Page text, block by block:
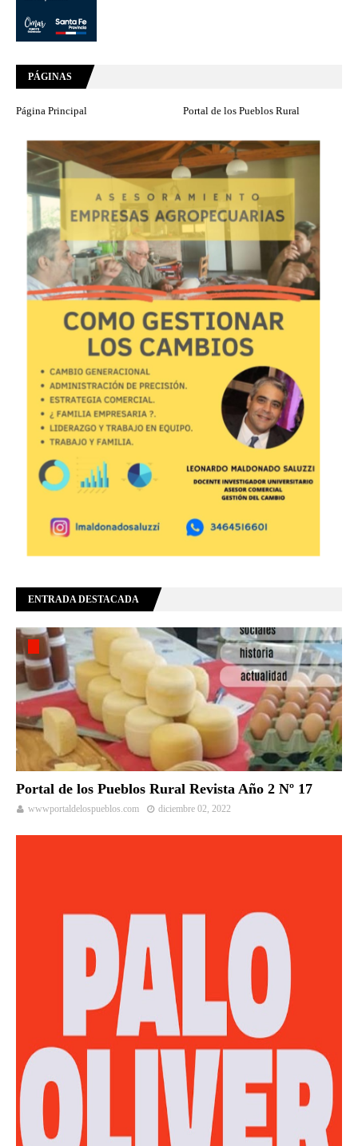
PÁGINAS
Página Principal Portal de los Pueblos Rural
ENTRADA DESTACADA
Portal de los Pueblos Rural Revista Año 2 Nº 17
wwwportaldelospueblos.com diciembre 02, 2022